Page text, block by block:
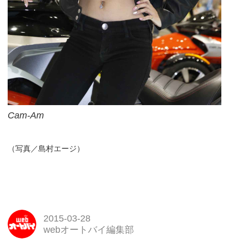
Cam-Am
（写真／島村エージ）
2015-03-28
webオートバイ編集部